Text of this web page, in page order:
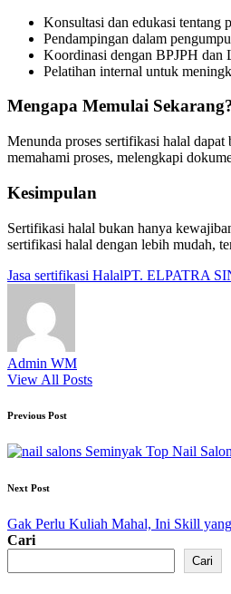
Konsultasi dan edukasi tentang
Pendampingan dalam
Koordinasi dengan BPJPH dan
Pelatihan internal untuk
Mengapa Memulai
Menunda proses sertifikasi halal
memahami proses, melengkapi
Kesimpulan
Sertifikasi halal bukan hanya
sertifikasi halal dengan lebih mudah,
Tags:
Jasa sertifikasi HalalPT. ELPATRA
Admin WM
View All Posts
Post
navigation
Previous Post
Top Nail
Next Post
Gak Perlu Kuliah Mahal, Ini Skill
Cari
Cari